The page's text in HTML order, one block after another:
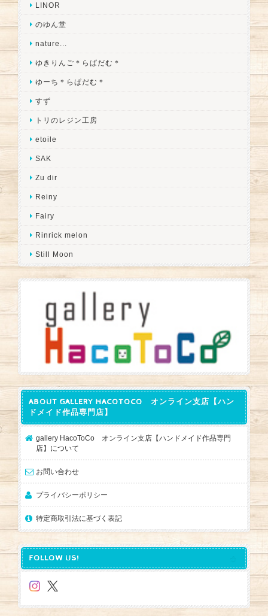
LINOR
のゆん堂
nature...
ゆきりんご＊らぱだむ＊
ゆーち＊らぱだむ＊
すず
トリのレジン工房
etoile
SAK
Zu dir
Reiny
Fairy
Rinrick melon
Still Moon
ABOUT GALLERY HACOTOCO オンライン支店【ハン
ドメイド作品専門店】
gallery HacoToCo オンライン支店【ハンドメイド作品専門
店】について
お問い合わせ
プライバシーポリシー
特定商取引法に基づく表記
FOLLOW US!